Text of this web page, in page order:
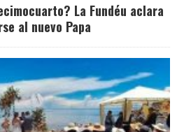
La Fundéu aclara
al nuevo Papa